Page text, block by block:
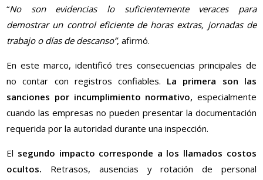
“No son evidencias lo suficientemente veraces para
demostrar un control eficiente de horas extras, jornadas de
trabajo o días de descanso”, afirmó.
En este marco, identificó tres consecuencias principales de
no contar con registros confiables. La primera son las
sanciones por incumplimiento normativo, especialmente
cuando las empresas no pueden presentar la documentación
requerida por la autoridad durante una inspección.
El segundo impacto corresponde a los llamados costos
ocultos. Retrasos, ausencias y rotación de personal